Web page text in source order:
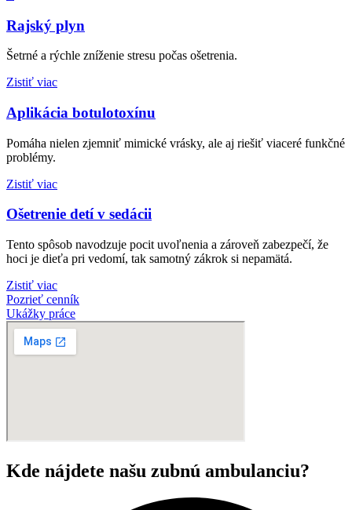
Rajský plyn
Šetrné a rýchle zníženie stresu počas ošetrenia.
Zistiť viac
Aplikácia botulotoxínu
Pomáha nielen zjemniť mimické vrásky, ale aj riešiť viaceré funkčné
problémy.
Zistiť viac
Ošetrenie detí v sedácii
Tento spôsob navodzuje pocit uvoľnenia a zároveň zabezpečí, že
hoci je dieťa pri vedomí, tak samotný zákrok si nepamätá.
Zistiť viac
Pozrieť cenník
Ukážky práce
Kde nájdete našu zubnú ambulanciu?